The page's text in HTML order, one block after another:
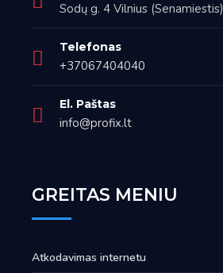
Sodų g. 4 Vilnius (Senamiestis)
Telefonas
+37067404040
El. Paštas
info@profix.lt
GREITAS MENIU
Atkodavimas internetu